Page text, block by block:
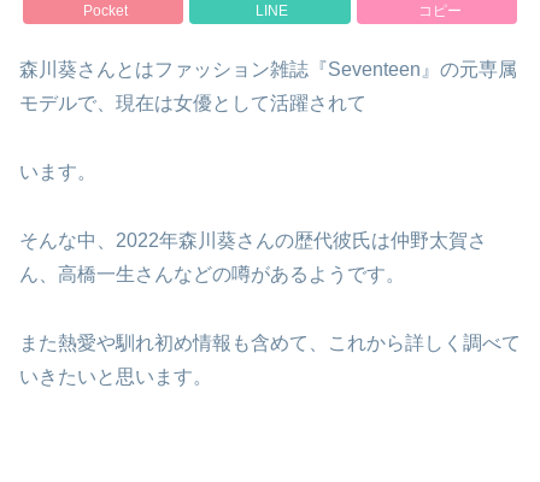
Pocket LINE コピー
森川葵さんとはファッション雑誌『Seventeen』の元専属
モデルで、現在は女優として活躍されて
います。
そんな中、2022年森川葵さんの歴代彼氏は仲野太賀さ
ん、高橋一生さんなどの噂があるようです。
また熱愛や馴れ初め情報も含めて、これから詳しく調べて
いきたいと思います。